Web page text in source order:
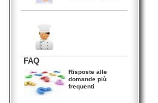
FAQ
Risposte alle
domande più
frequenti